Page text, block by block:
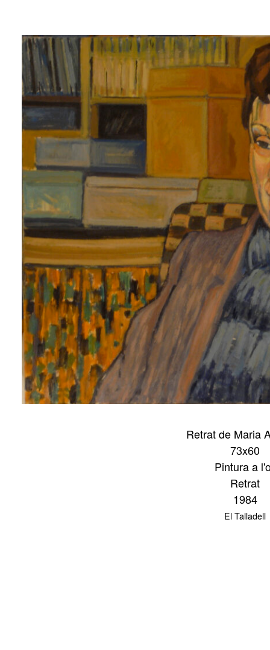
Lluís
Trepat
Retrat de Maria
73x60
Pintura a
Retrat
1984
El Talladell